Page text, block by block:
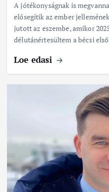
A jótékonyságnak is
elősegítik az ember
jutott az eszembe, amikor
délutánértesültem a bécsi
Loe edasi